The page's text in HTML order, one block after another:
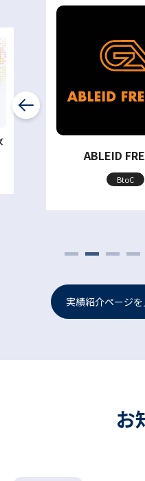
ABLEID
BtoC
実績紹介ページを
お